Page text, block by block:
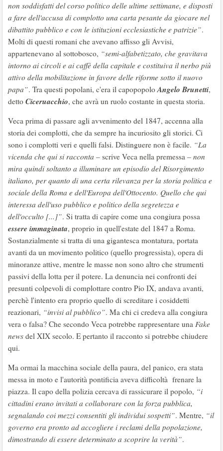
non soddisfatti del corso politico delle ultime settimane, e disposti
a fare dell'accusa di complotto una carta pesante da giocare nel
dibattito pubblico e con le istituzioni ecclesiastiche e patrizie”.
Molti di questi romani che avevano affisso gli Avvisi,
appartenevano al sottobosco, “semi-alfabetizzato, che gravitava
intorno ai circoli e ai caffè della capitale e costituiva il nerbo più
attivo della mobilitazione in favore delle riforme sotto il nuovo
papa”. Tra questi popolani, c'era il capopopoloAngelo Brunetti,
detto Ciceruacchio, che avrà un ruolo costante in questa storia.
Veca prima di passare agli avvenimento del 1847, accenna alla
storia dei complotti, che da sempre ha incuriosito gli storici. Ci
sono i complotti veri e quelli falsi. Distinguere non è facile. “La
vicenda che qui si racconta – scrive Veca nella premessa – non
mira quindi soltanto a illuminare un episodio del Risorgimento
italiano, per quanto di una certa rilevanza per la storia politica e
sociale della Roma e dell'Europa dell'Ottocento. Quello che qui
interessa dell'uso pubblico e politico della segretezza e
dell'occulto [...]”. Si tratta di capire come una congiura possa
essere immaginata, proprio in quell'estate del 1847 a Roma.
Sostanzialmente si tratta di una gigantesca montatura, portata
avanti da un movimento politico (quello progressista), opera di
minoranze attive, mentre le masse non sono altro che strumenti
passivi della lotta per il potere. La denuncia nei confronti dei
presunti colpevoli di complottare contro Pio IX, andava avanti,
perchè l'intento era proprio quello di screditare i cosiddetti
reazionari, “invisi al pubblico”. Ma chi ci credeva alla congiura
vera o falsa? Che secondo Veca potrebbe rappresentare una Fake
news del XIX secolo. E pertanto il racconto si potrebbe chiudere
qui.
Ma ormai la macchina sociale della paura, del panico, era stata
messa in moto e l'autorità pontificia aveva difficoltà frenare la
piazza. Il capo della polizia cercava di rassicurare il popolo, “i
cittadini erano invitati a collaborare con la forza pubblica,
segnalando coi mezzi consentiti gli individui sospetti”. Mentre, “il
governo era pronto ad accogliere i reclami della popolazione,
dimostrando di essere determinato a scoprire la verità”.